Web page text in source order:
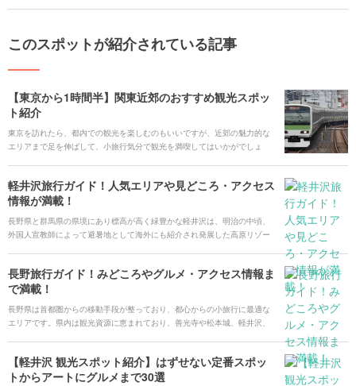
このスポットが紹介されている記事
【東京から1時間半】関東近郊のおすすめ観光スポッ
ト紹介
東京を訪れたら、都内での観光を楽しむのもいいですが、近郊の魅力的な
エリアまで足を伸ばして、小旅行気分で観光を満喫してはいかがでしょ
けるエリアと、そのエリアおすすめのスポットをご紹介します。
軽井沢旅行ガイド！人気エリアや見どころ・アクセス
情報が満載！
長野県と群馬県の県境にあり標高が高く緑豊かな軽井沢は、明治の中頃、
外国人宣教師によって避暑地として海外にも紹介され発展した高原リゾー
て芸術鑑賞を楽しんだり、おしゃれなショッピング・グルメスポットでは
購買意欲も高まること間違いなしです。清らかな水が流れ落ちる滝や湖畔
ろ、人気の観光スポットにグルメスポット、アクセス情報、ホテルなどを
まるごとご紹介します。
長野旅行ガイド！みどころやグルメ・アクセス情報ま
で満載！
長野県は首都圏からの移動手段が整っており、都心からの小旅行に最適な
エリアです。県内は観光資源に恵まれており、善光寺や松本城、軽井沢、
です。 今回は長野に旅行するならぜひ訪れたい、人気の観光スポットや旅
の見どころ、ご当地グルメ、アクセス情報やオススメのホテルまで、まと
【軽井沢 観光スポット紹介】はずせない定番スポッ
トからアートにグルメまで30選